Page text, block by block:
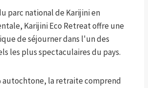
parc national de Karijini en
Karijini Eco Retreat offre une
de séjourner dans l'un des
les plus spectaculaires du pays.
autochtone, la retraite comprend